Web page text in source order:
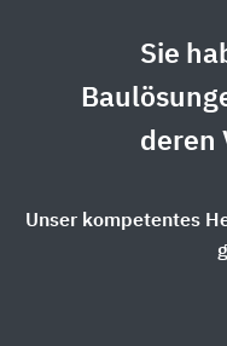
Sie
deren
Unser kompetentes